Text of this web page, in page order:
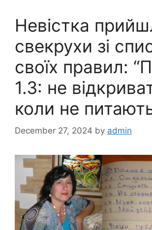
Невістка
свекрухи зі
своїх правил:
1.3: не
коли не
December 27, 2024 by admin